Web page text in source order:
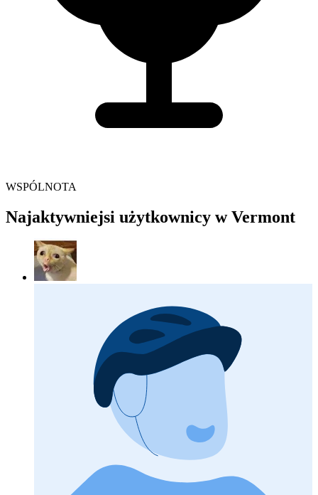
WSPÓLNOTA
Najaktywniejsi użytkownicy w Vermont